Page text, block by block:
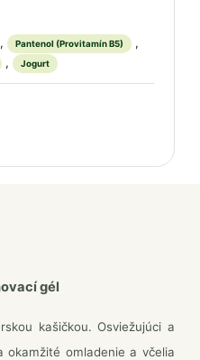
, Pantenol (Provitamín B5) ,
, Jogurt
gél
kašičkou. Osviežujúci a
okamžité omladenie a včelia